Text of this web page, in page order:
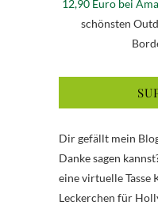
12,90 Euro bei
schönsten
Dir gefällt mein
Danke sagen
eine virtuelle Tasse
Leckerchen für